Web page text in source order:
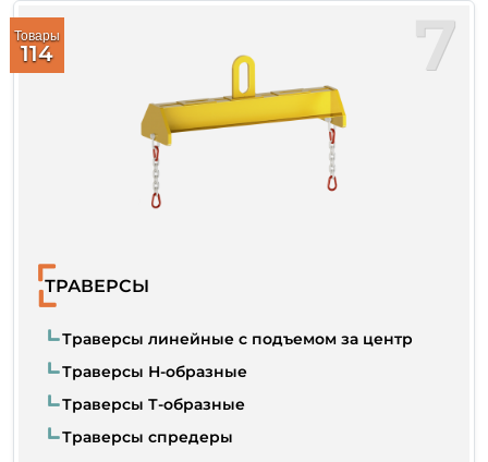
7
Товары
114
ТРАВЕРСЫ
Траверсы линейные с подъемом за центр
Траверсы Н-образные
Траверсы Т-образные
Траверсы спредеры